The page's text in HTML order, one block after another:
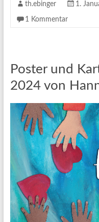
th.ebinger 1.
1 Kommentar
Poster und
2024 von